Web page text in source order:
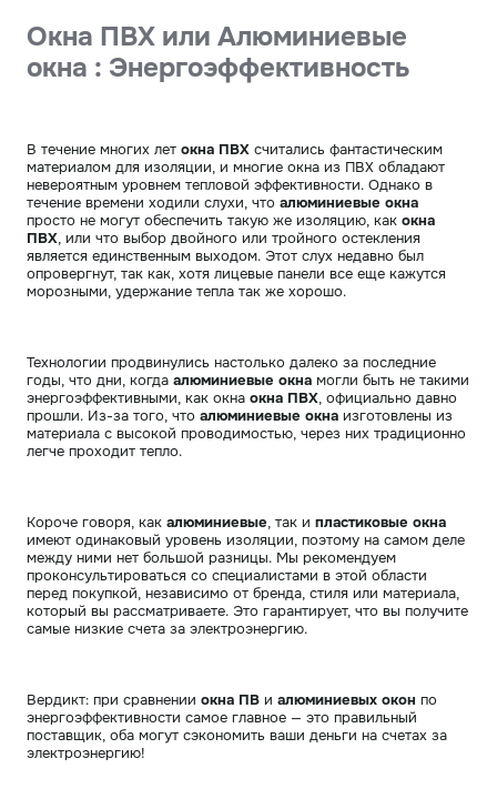
Окна ПВХ или Алюминиевые
окна : Энергоэффективность
В течение многих лет окна ПВХ считались фантастическим
материалом для изоляции, и многие окна из ПВХ обладают
невероятным уровнем тепловой эффективности. Однако в
течение времени ходили слухи, что алюминиевые окна
просто не могут обеспечить такую ​​​​же изоляцию, как окна
ПВХ, или что выбор двойного или тройного остекления
является единственным выходом. Этот слух недавно был
опровергнут, так как, хотя лицевые панели все еще кажутся
морозными, удержание тепла так же хорошо.
Технологии продвинулись настолько далеко за последние
годы, что дни, когда алюминиевые окна могли быть не такими
энергоэффективными, как окна окна ПВХ, официально давно
прошли. Из-за того, что алюминиевые окна изготовлены из
материала с высокой проводимостью, через них традиционно
легче проходит тепло.
Короче говоря, как алюминиевые, так и пластиковые окна
имеют одинаковый уровень изоляции, поэтому на самом деле
между ними нет большой разницы. Мы рекомендуем
проконсультироваться со специалистами в этой области
перед покупкой, независимо от бренда, стиля или материала,
который вы рассматриваете. Это гарантирует, что вы получите
самые низкие счета за электроэнергию.
Вердикт: при сравнении окна ПВ и алюминиевых окон по
энергоэффективности самое главное — это правильный
поставщик, оба могут сэкономить ваши деньги на счетах за
электроэнергию!